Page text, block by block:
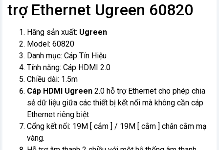
trợ Ethernet Ugreen 60820
Hãng sản xuất: Ugreen
Model: 60820
Danh mục: Cáp Tín Hiệu
Tính năng: Cáp HDMI 2.0
Chiều dài: 1.5m
Cáp HDMI Ugreen 2.0 hỗ trợ Ethernet cho phép chia
sẻ dữ liệu giữa các thiết bị kết nối mà không cần cáp
Ethernet riêng biệt
Cổng kết nối: 19M [ cắm ] / 19M [ cắm ] chân cắm mạ
vàng.